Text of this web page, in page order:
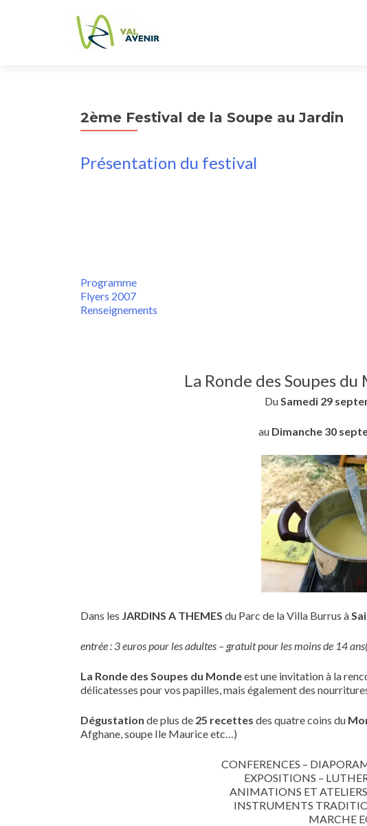
2ème Festival de la Soupe au Jardin
Présentation du festival
Programme
Flyers 2007
Renseignements
La Ronde des Soupes du
DuSamedi 29
au Dimanche 30
Dans les JARDINS A THEMES du Parc de la Villa Burrus à
entrée : 3 euros pour les adultes – gratuit pour les moins de 14 ans
La Ronde des Soupes du Mondeest une invitation à la
délicatesses pour vos papilles, mais également des
Dégustation de plus de 25 recettes des quatre coins du
Afghane, soupe Ile Maurice etc…)
CONFERENCES –
EXPOSITIONS –
ANIMATIONS ET
INSTRUMENTS
MARCHE